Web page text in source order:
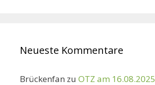
Neueste Kommentare
Brückenfan zu OTZ am 16.08.2025